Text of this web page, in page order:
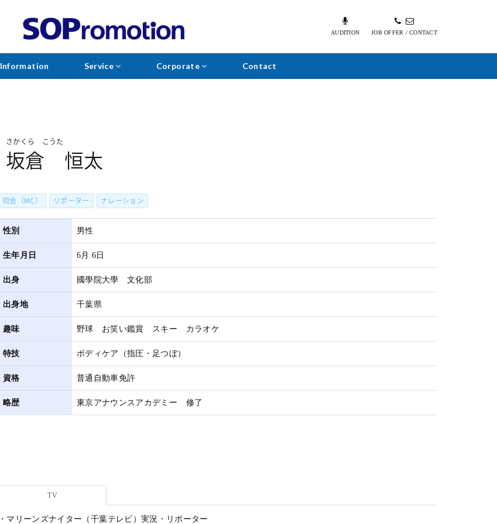
AUDITION JOB OFFER / CONTACT
Information Service Corporate Contact
さかくら こうた
坂倉 恒太
司会（MC） リポーター ナレーション
性別 男性
生年月日 6月 6日
出身 國學院大學 文化部
出身地 千葉県
趣味 野球 お笑い鑑賞 スキー カラオケ
特技 ボディケア（指圧・足つぼ）
資格 普通自動車免許
略歴 東京アナウンスアカデミー 修了
TV
・マリーンズナイター（千葉テレビ）実況・リポーター